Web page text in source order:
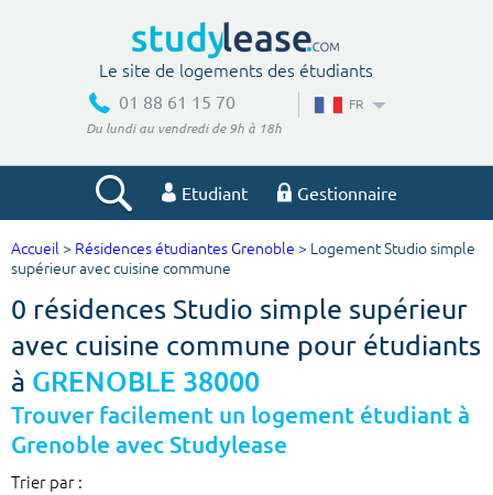
Le site de logements des étudiants
01 88 61 15 70
Du lundi au vendredi de 9h à 18h
FR
Etudiant Gestionnaire
Votre recherche
Ville, école
Budget min
€
Budget max
Accueil > Résidences étudiantes Grenoble > Logement Studio simple
supérieur avec cuisine commune
0 résidences Studio simple supérieur
avec cuisine commune pour étudiants
à GRENOBLE 38000
Trouver facilement un logement étudiant à
Grenoble avec Studylease
Trier par :